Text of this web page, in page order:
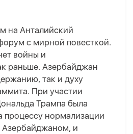
на Анталийский
с мирной повесткой.
войны и
раньше. Азербайджан
так и духу
При участии
Трампа была
процессу нормализации
и